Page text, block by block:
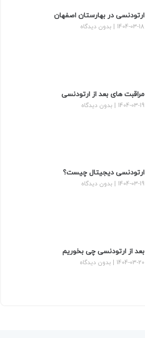
ارتودنسی در بهارستان اصفهان
1404-03-18 بدون دیدگاه
مراقبت‌ های بعد از ارتودنسی
1404-03-19 بدون دیدگاه
ارتودنسی دیجیتال چیست؟
1404-03-19 بدون دیدگاه
بعد از ارتودنسی چی بخوریم
1404-03-20 بدون دیدگاه